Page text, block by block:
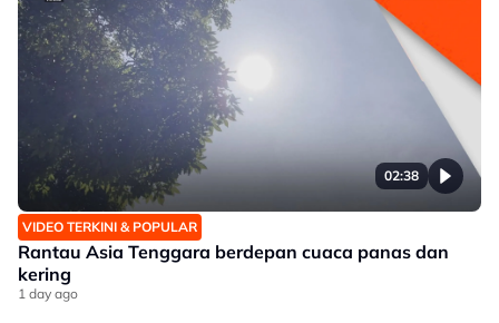
02:38
VIDEO TERKINI & POPULAR
Rantau Asia Tenggara berdepan cuaca panas dan
kering
1 day ago